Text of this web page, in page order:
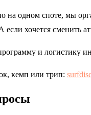
на одном споте, мы
если хочется сменить
и логистику
кемп или трип: